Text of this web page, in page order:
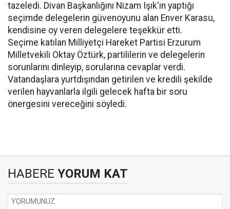
tazeledi. Divan Başkanlığını Nizam Işık'ın yaptığı
seçimde delegelerin güvenoyunu alan Enver Karasu,
kendisine oy veren delegelere teşekkür etti.
Seçime katılan Milliyetçi Hareket Partisi Erzurum
Milletvekili Oktay Öztürk, partililerin ve delegelerin
sorunlarını dinleyip, sorularına cevaplar verdi.
Vatandaşlara yurtdışından getirilen ve kredili şekilde
verilen hayvanlarla ilgili gelecek hafta bir soru
önergesini vereceğini söyledi.
HABERE YORUM KAT